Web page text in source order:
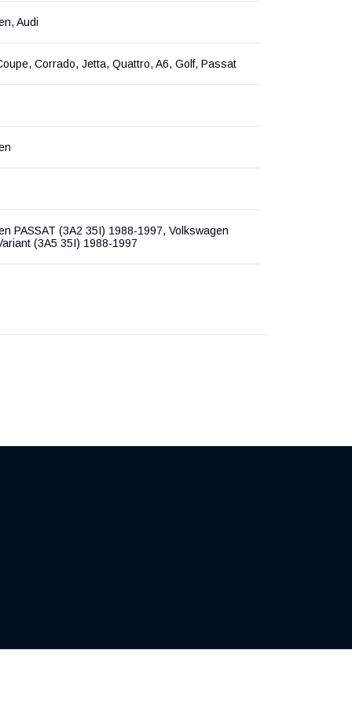
Audi
Corrado, Jetta, Quattro, A6, Golf, Passat
PASSAT (3A2 35I) 1988-1997, Volkswagen
(3A5 35I) 1988-1997